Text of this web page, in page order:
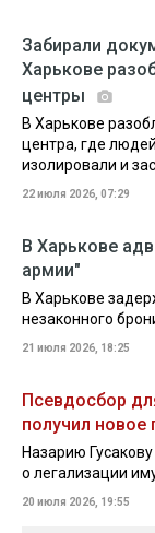
Забирали
Харькове
центры
В Харькове
центра, где
изолировали и
22 июля 2026, 07:29
В Харькове
армии"
В Харькове
незаконного
21 июля 2026, 18:25
Псевдосбор
получил новое
Назарию
о легализации
20 июля 2026, 19:55